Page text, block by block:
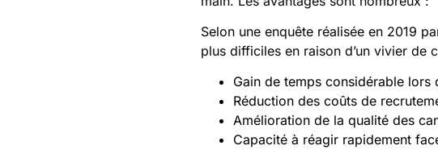
Selon une enquête réalisée en 2019
plus difficiles en raison d’un vivier de
Gain de temps considérable lors
Réduction des coûts de
Amélioration de la qualité des
Capacité à réagir rapidement